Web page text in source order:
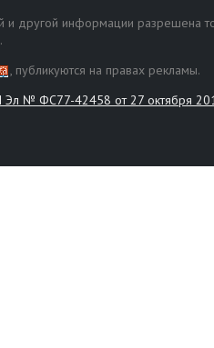
и другой информации разрешена
, публикуются на правах рекламы.
Эл № ФС77-42458 от 27 октября